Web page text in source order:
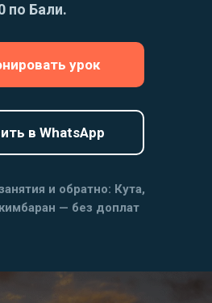
по Бали.
в WhatsApp
урок
и обратно: Кута,
— без доплат